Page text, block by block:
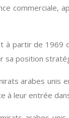
partir de
sa position
arabes
leur entrée